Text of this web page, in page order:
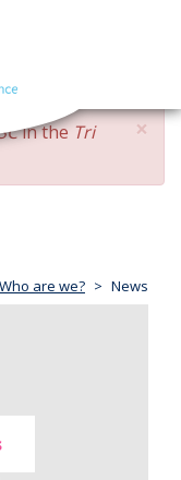
navigation
×
in the Tri
Who are we? News